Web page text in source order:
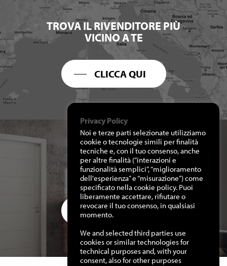
TROVA IL RIVENDITORE PIÙ
VICINO A TE
CLICCA QUI
RICHIEDI I NOSTRI
CATALOGHI
CLICCA QUI
Privacy Policy
Noi e terze parti selezionate utilizziamo
cookie o tecnologie simili per finalità
tecniche e, con il tuo consenso, anche
per altre finalità (“interazioni e
funzionalità semplici”, “miglioramento
dell'esperienza” e “misurazione”) come
specificato nella cookie policy. Puoi
liberamente accettare, rifiutare o
revocare il tuo consenso, in qualsiasi
momento.
We and selected third parties use
cookies or similar technologies for
technical purposes and, with your
consent, also for other purposes